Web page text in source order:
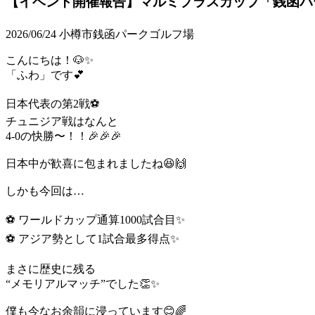
2026/06/24 小樽市銭函パークゴルフ場
こんにちは！🐶✨
「ふわ」です💕
日本代表の第2戦⚽
チュニジア戦はなんと
4-0の快勝〜！！🎉🎉🎉
日本中が歓喜に包まれましたね😆🙌
しかも今回は…
⚽ ワールドカップ通算1000試合目✨
⚽ アジア勢として1試合最多得点✨
まさに歴史に残る
“メモリアルマッチ”でした👏✨
僕も今なお余韻に浸っています😊🌈